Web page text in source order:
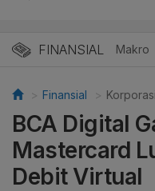
FINANSIAL Makro
Finansial Korporasi
BCA Digital
Mastercard
Debit Virtual